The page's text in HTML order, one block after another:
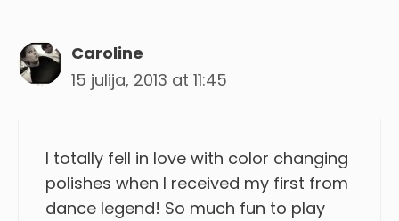
Caroline
15 julija, 2013 at 11:45
I totally fell in love with color changing
polishes when I received my first from
dance legend! So much fun to play